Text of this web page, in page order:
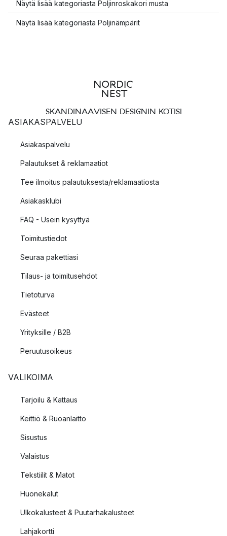
Näytä lisää kategoriasta Poljinroskakori musta
Näytä lisää kategoriasta Poljinämpärit
SKANDINAAVISEN DESIGNIN KOTISI
ASIAKASPALVELU
Asiakaspalvelu
Palautukset & reklamaatiot
Tee ilmoitus palautuksesta/reklamaatiosta
Asiakasklubi
FAQ - Usein kysyttyä
Toimitustiedot
Seuraa pakettiasi
Tilaus- ja toimitusehdot
Tietoturva
Evästeet
Yrityksille / B2B
Peruutusoikeus
VALIKOIMA
Tarjoilu & Kattaus
Keittiö & Ruoanlaitto
Sisustus
Valaistus
Tekstiilit & Matot
Huonekalut
Ulkokalusteet & Puutarhakalusteet
Lahjakortti